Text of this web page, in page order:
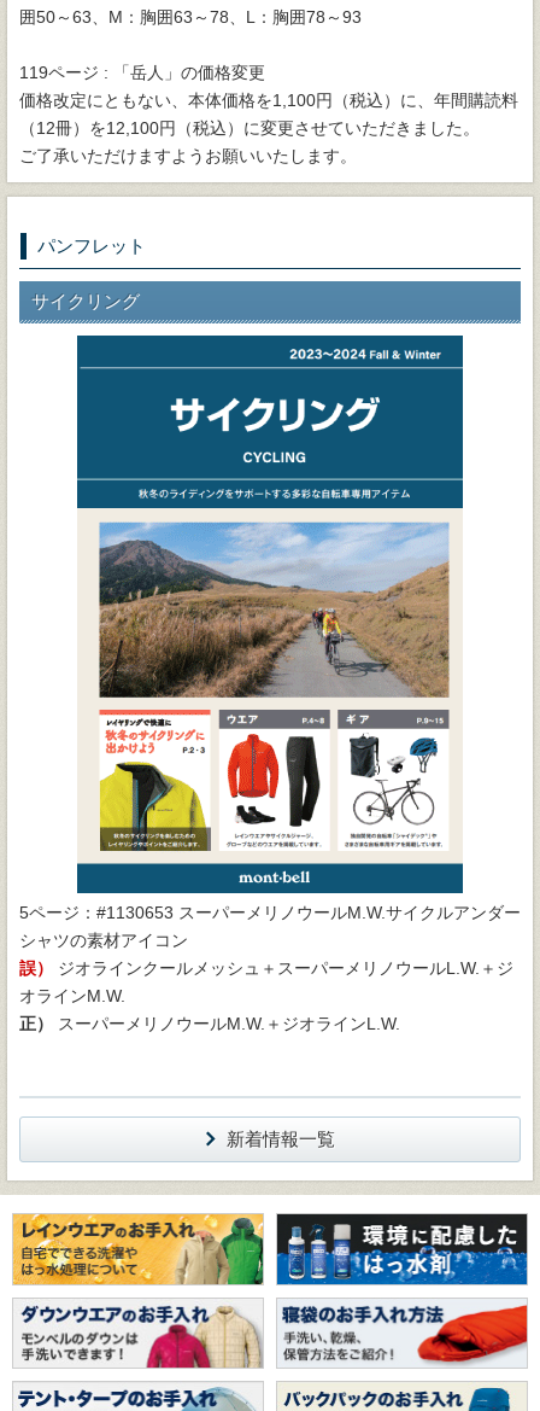
囲50～63、M：胸囲63～78、L：胸囲78～93
119ページ : 「岳人」の価格変更
価格改定にともない、本体価格を1,100円（税込）に、年間購読料
（12冊）を12,100円（税込）に変更させていただきました。
ご了承いただけますようお願いいたします。
パンフレット
サイクリング
5ページ：#1130653 スーパーメリノウールM.W.サイクルアンダー
シャツの素材アイコン
誤）
ジオラインクールメッシュ＋スーパーメリノウールL.W.＋ジ
オラインM.W.
正）
スーパーメリノウールM.W.＋ジオラインL.W.
新着情報一覧